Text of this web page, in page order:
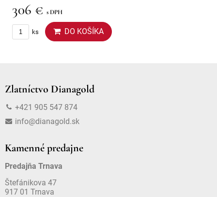
306 € s DPH
ks DO KOŠÍKA
Zlatníctvo Dianagold
+421 905 547 874
info@dianagold.sk
Kamenné predajne
Predajňa Trnava
Štefánikova 47
917 01 Trnava